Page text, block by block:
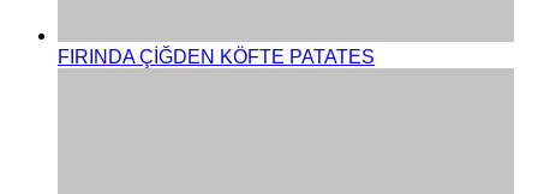
FIRINDA ÇİĞDEN KÖFTE PATATES